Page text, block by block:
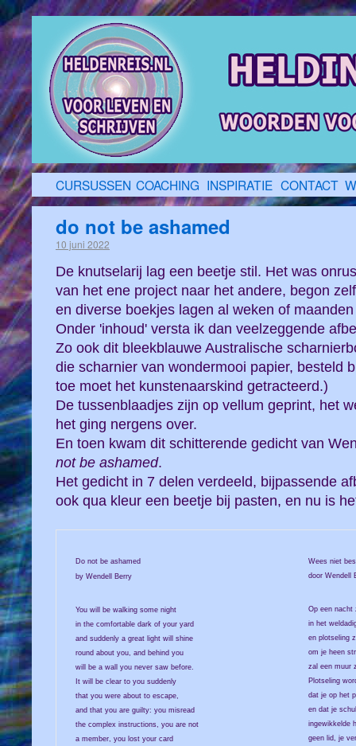
CURSUSSEN COACHING INSPIRATIE CONTACT
do not be ashamed
10 juni 2022
De knutselarij lag een beetje stil. Het was
van het ene project naar het andere, begon
en diverse boekjes lagen al weken of
Onder 'inhoud' versta ik dan veelzeggende
Zo ook dit bleekblauwe Australische
die scharnier van wondermooi papier, besteld
toe moet het kunstenaarskind getracteerd.)
De tussenblaadjes zijn op vellum geprint, het
het ging nergens over.
En toen kwam dit schitterende gedicht van
not be ashamed.
Het gedicht in 7 delen verdeeld, bijpassende
ook qua kleur een beetje bij pasten, en nu is
Do not be ashamed
by Wendell Berry
You will be walking some night
in the comfortable dark of your yard
and suddenly a great light will shine
round about you, and behind you
will be a wall you never saw before.
It will be clear to you suddenly
that you were about to escape,
and that you are guilty: you misread
the complex instructions, you are not
a member, you lost your card
Wees niet
door Wendell
Op een nacht
in het
en plotseling
om je heen
zal een muur
Plotseling
dat je op het
en dat je
ingewikkelde
geen lid, je